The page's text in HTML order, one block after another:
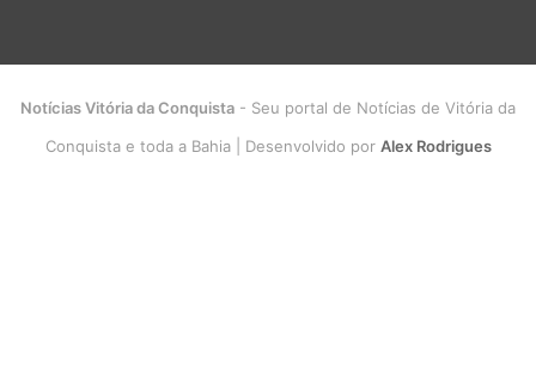
Notícias Vitória da Conquista - Seu portal de Notícias de Vitória da
Conquista e toda a Bahia | Desenvolvido por Alex Rodrigues